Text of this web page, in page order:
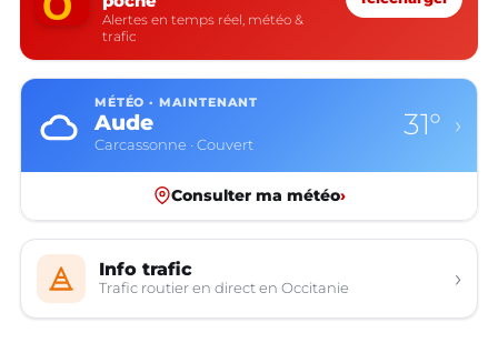
Alertes en temps réel, météo &
trafic
MÉTÉO · MAINTENANT
Aude
Carcassonne · Couvert
31° ›
Consulter ma météo›
Info trafic
Trafic routier en direct en Occitanie ›